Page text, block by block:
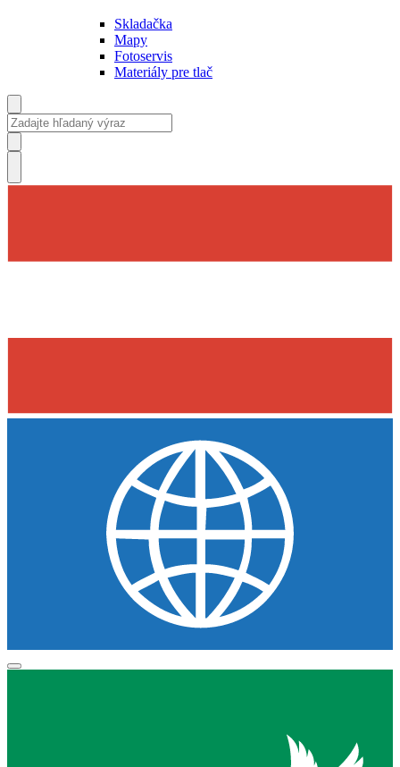
Skladačka
Mapy
Fotoservis
Materiály pre tlač